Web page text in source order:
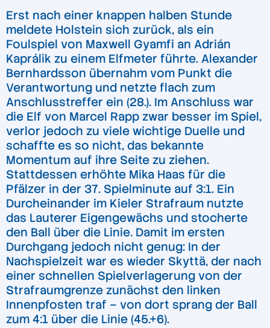
Erst nach einer knappen halben Stunde
meldete Holstein sich zurück, als ein
Foulspiel von Maxwell Gyamfi an Adrián
Kaprálik zu einem Elfmeter führte. Alexander
Bernhardsson übernahm vom Punkt die
Verantwortung und netzte flach zum
Anschlusstreffer ein (28.). Im Anschluss war
die Elf von Marcel Rapp zwar besser im Spiel,
verlor jedoch zu viele wichtige Duelle und
schaffte es so nicht, das bekannte
Momentum auf ihre Seite zu ziehen.
Stattdessen erhöhte Mika Haas für die
Pfälzer in der 37. Spielminute auf 3:1. Ein
Durcheinander im Kieler Strafraum nutzte
das Lauterer Eigengewächs und stocherte
den Ball über die Linie. Damit im ersten
Durchgang jedoch nicht genug: In der
Nachspielzeit war es wieder Skyttä, der nach
einer schnellen Spielverlagerung von der
Strafraumgrenze zunächst den linken
Innenpfosten traf – von dort sprang der Ball
zum 4:1 über die Linie (45.+6).